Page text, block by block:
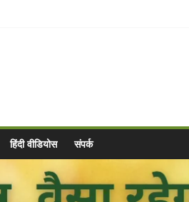
हिंदी वीडियोस संपर्क